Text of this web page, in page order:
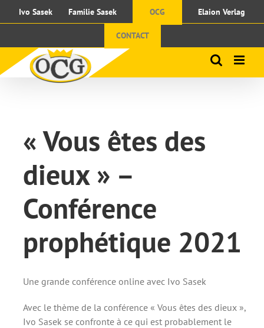
Passer
au
Ivo Sasek Familie Sasek OCG Elaion Verlag
CONTACT
« Vous êtes des
dieux » –
Conférence
prophétique 2021
Une grande conférence online avec Ivo Sasek
Avec le thème de la conférence « Vous êtes des dieux »,
Ivo Sasek se confronte à ce qui est probablement le